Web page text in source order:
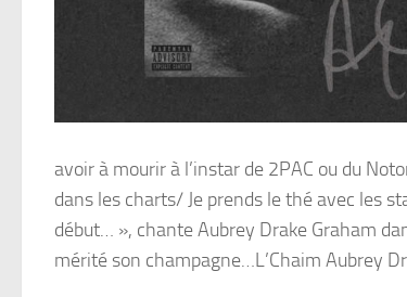
avoir à mourir à l’instar de 2PAC ou du
dans les charts/ Je prends le thé avec les
début… », chante Aubrey Drake Graham
mérité son champagne…L’Chaim Aubrey